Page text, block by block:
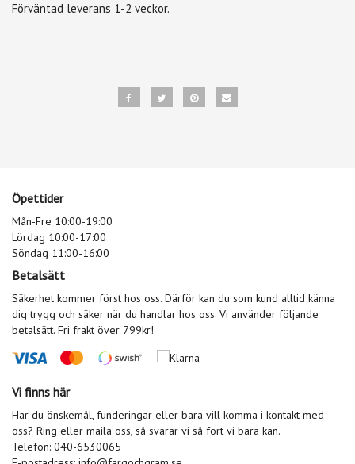
Förväntad leverans 1-2 veckor.
Öpettider
Mån-Fre 10:00-19:00
Lördag 10:00-17:00
Söndag 11:00-16:00
Betalsätt
Säkerhet kommer först hos oss. Därför kan du som kund alltid känna
dig trygg och säker när du handlar hos oss. Vi använder följande
betalsätt. Fri frakt över 799kr!
Vi finns här
Har du önskemål, funderingar eller bara vill komma i kontakt med
oss? Ring eller maila oss, så svarar vi så fort vi bara kan.
Telefon: 040-6530065